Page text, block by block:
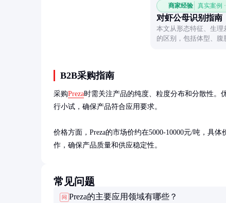
商家经验 真实案例
对虾公母识别指南
本文从形态特征、生
的区别，包括体型、
B2B采购指南
采购Preza时需关注产品的纯度、粒度分布和分散性。
行小试，确保产品符合应用要求。
价格方面，Preza的市场价约在5000-10000元/吨，具
作，确保产品质量和供应稳定性。
常见问题
问 Preza的主要应用领域有哪些？